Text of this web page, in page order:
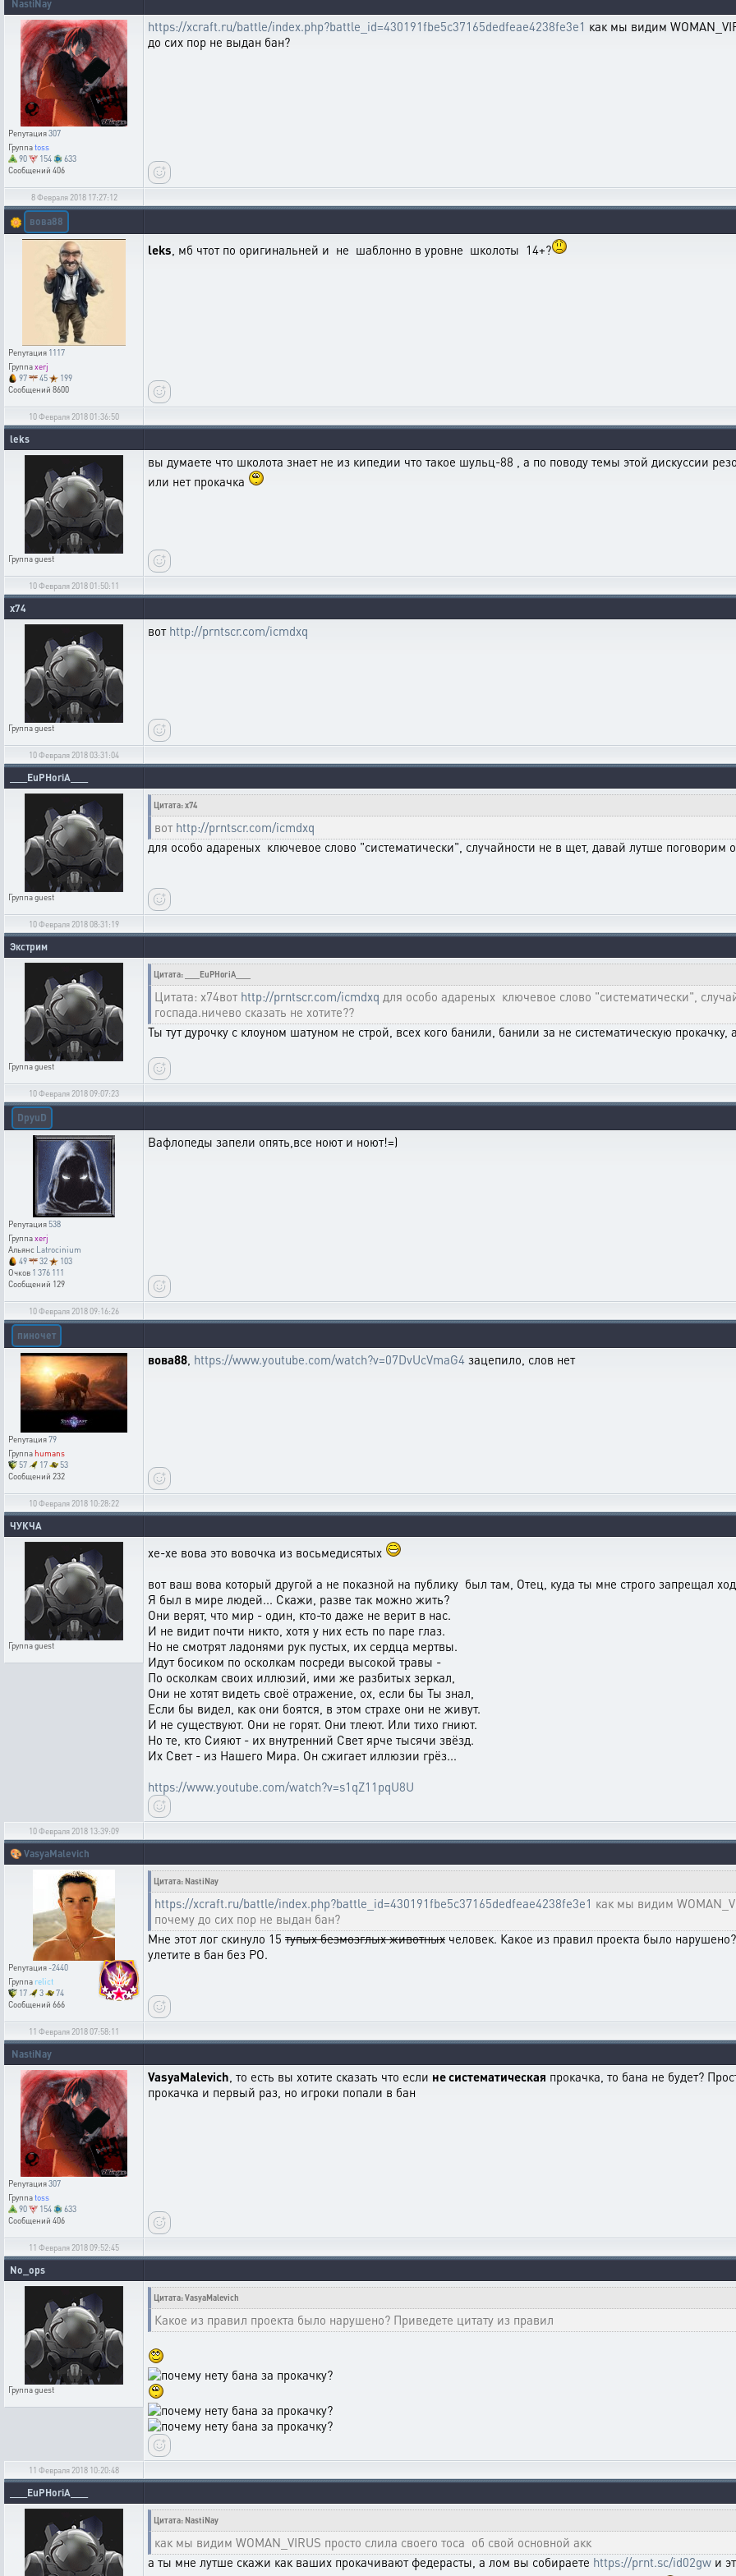
NastiNay
Репутация307
Группаtoss
90
154
633
Сообщений 406
https://xcraft.ru/battle/index.php?battle_id=430191fbe5c37165dedfeae4238fe3e1 как мы видим
до сих пор не выдан бан?
8 Февраля 2018 17:27:12
🌼 вова88
Репутация 1117
Группаxerj
97
45
199
Сообщений 8600
leks, мб чтот по оригинальней и не шаблонно в уровне школоты 14+?
10 Февраля 2018 01:36:50
leks
Группаguest
вы думаете что школота знает не из кипедии что такое шульц-88 , а по поводу темы этой дискуссии
или нет прокачка
10 Февраля 2018 01:50:11
х74
Группаguest
вот http://prntscr.com/icmdxq
10 Февраля 2018 03:31:04
___EuPHoriA___
Группаguest
Цитата: х74
вот http://prntscr.com/icmdxq
для особо адареных ключевое слово "систематически", случайности не в щет, давай лутше поговорим
10 Февраля 2018 08:31:19
Экстрим
Группаguest
Цитата: ___EuPHoriA___
Цитата: х74вот http://prntscr.com/icmdxq для особо адареных ключевое слово "систематически",
госпада.ничево сказать не хотите??
Ты тут дурочку с клоуном шатуном не строй, всех кого банили, банили за не систематическую прокачку,
10 Февраля 2018 09:07:23
DpyuD
Репутация 538
Группаxerj
Альянс Latrocinium
49
32
103
Очков 1 376 111
Сообщений 129
Вафлопеды запели опять,все ноют и ноют!=)
10 Февраля 2018 09:16:26
пиночет
Репутация79
Группаhumans
57
17
53
Сообщений 232
вова88, https://www.youtube.com/watch?v=07DvUcVmaG4 зацепило, слов нет
10 Февраля 2018 10:28:22
ЧУКЧА
Группаguest
хе-хе вова это вовочка из восьмедисятых
вот ваш вова который другой а не показной на публику был там, Отец, куда ты мне строго запрещал
Я был в мире людей... Скажи, разве так можно жить?
Они верят, что мир - один, кто-то даже не верит в нас.
И не видит почти никто, хотя у них есть по паре глаз.
Но не смотрят ладонями рук пустых, их сердца мертвы.
Идут босиком по осколкам посреди высокой травы -
По осколкам своих иллюзий, ими же разбитых зеркал,
Они не хотят видеть своё отражение, ох, если бы Ты знал,
Если бы видел, как они боятся, в этом страхе они не живут.
И не существуют. Они не горят. Они тлеют. Или тихо гниют.
Но те, кто Сияют - их внутренний Свет ярче тысячи звёзд.
Их Свет - из Нашего Мира. Он сжигает иллюзии грёз...
https://www.youtube.com/watch?v=s1qZ11pqU8U
10 Февраля 2018 13:39:09
🎨 VasyaMalevich
Репутация-2440
Группа relict
17
3
74
Сообщений 666
Цитата: NastiNay
https://xcraft.ru/battle/index.php?battle_id=430191fbe5c37165dedfeae4238fe3e1 как мы видим
почему до сих пор не выдан бан?
Мне этот лог скинуло 15 тупых безмозглых животных человек. Какое из правил проекта было
улетите в бан без РО.
11 Февраля 2018 07:58:11
NastiNay
Репутация307
Группаtoss
90
154
633
Сообщений 406
VasyaMalevich, то есть вы хотите сказать что если не систематическая прокачка, то бана не будет?
прокачка и первый раз, но игроки попали в бан
11 Февраля 2018 09:52:45
No_ops
Группаguest
Цитата: VasyaMalevich
Какое из правил проекта было нарушено? Приведете цитату из правил
11 Февраля 2018 10:20:48
___EuPHoriA___
Цитата: NastiNay
как мы видим WOMAN_VIRUS просто слила своего тоса об свой основной акк
а ты мне лутше скажи как ваших прокачивают федерасты, а лом вы собираете https://prnt.sc/id02gw и